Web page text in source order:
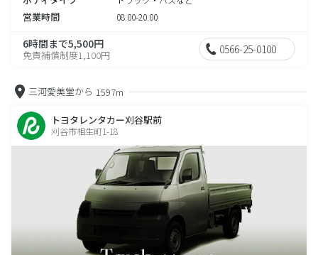
営業時間 08:00-20:00
6時間まで5,500円
免責補償制度1,100円 0566-25-0100
三河愛美堂から 1597m
トヨタレンタカー刈谷駅前
刈谷市相生町1-18